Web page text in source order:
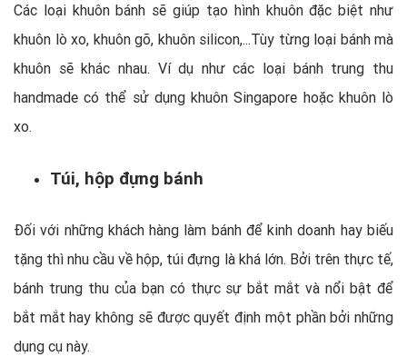
Các loại khuôn bánh sẽ giúp tạo hình khuôn đặc biệt như
khuôn lò xo, khuôn gõ, khuôn silicon,...Tùy từng loại bánh mà
khuôn sẽ khác nhau. Ví dụ như các loại bánh trung thu
handmade có thể sử dụng khuôn Singapore hoặc khuôn lò
xo.
Túi, hộp đựng bánh
Đối với những khách hàng làm bánh để kinh doanh hay biếu
tặng thì nhu cầu về hộp, túi đựng là khá lớn. Bởi trên thực tế,
bánh trung thu của bạn có thực sự bắt mắt và nổi bật để
bắt mắt hay không sẽ được quyết định một phần bởi những
dụng cụ này.